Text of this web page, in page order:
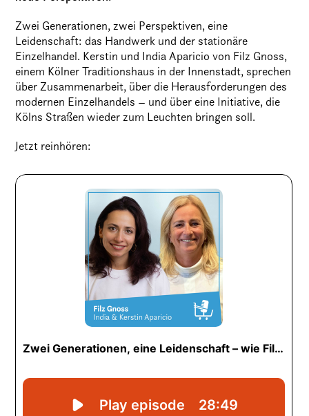
Zwei Generationen, zwei Perspektiven, eine
Leidenschaft: das Handwerk und der stationäre
Einzelhandel. Kerstin und India Aparicio von Filz Gnoss,
einem Kölner Traditionshaus in der Innenstadt, sprechen
über Zusammenarbeit, über die Herausforderungen des
modernen Einzelhandels – und über eine Initiative, die
Kölns Straßen wieder zum Leuchten bringen soll.
Jetzt reinhören: